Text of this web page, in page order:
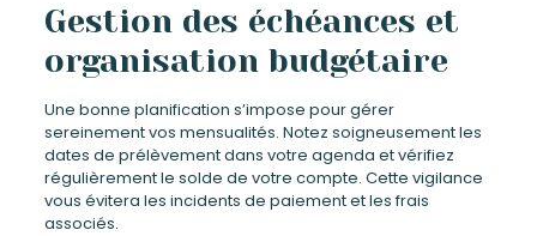
Gestion des échéances et
organisation budgétaire
Une bonne planification s’impose pour gérer
sereinement vos mensualités. Notez soigneusement les
dates de prélèvement dans votre agenda et vérifiez
régulièrement le solde de votre compte. Cette vigilance
vous évitera les incidents de paiement et les frais
associés.